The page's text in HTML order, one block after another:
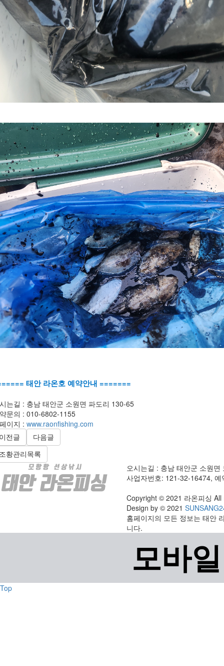
태안 라온호 예약안내 =======
는길 : 충남 태안군 소원면 파도리 130-65
문의 : 010-6802-1155
이지 : www.raonfishing.com
전글 다음글
황관리목록
오시는길 : 충남 태안군 소원면
사업자번호: 121-32-16474,
Copyright © 2021 라온피싱
Design by © 2021
홈페이지의 모든 정보는 태안
니다.
모바
Top